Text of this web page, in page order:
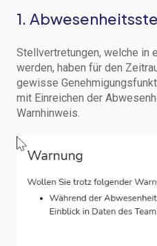
1.
Stellvertretungen, welche in
werden, haben für den
gewisse
mit Einreichen der
Warnhinweis.